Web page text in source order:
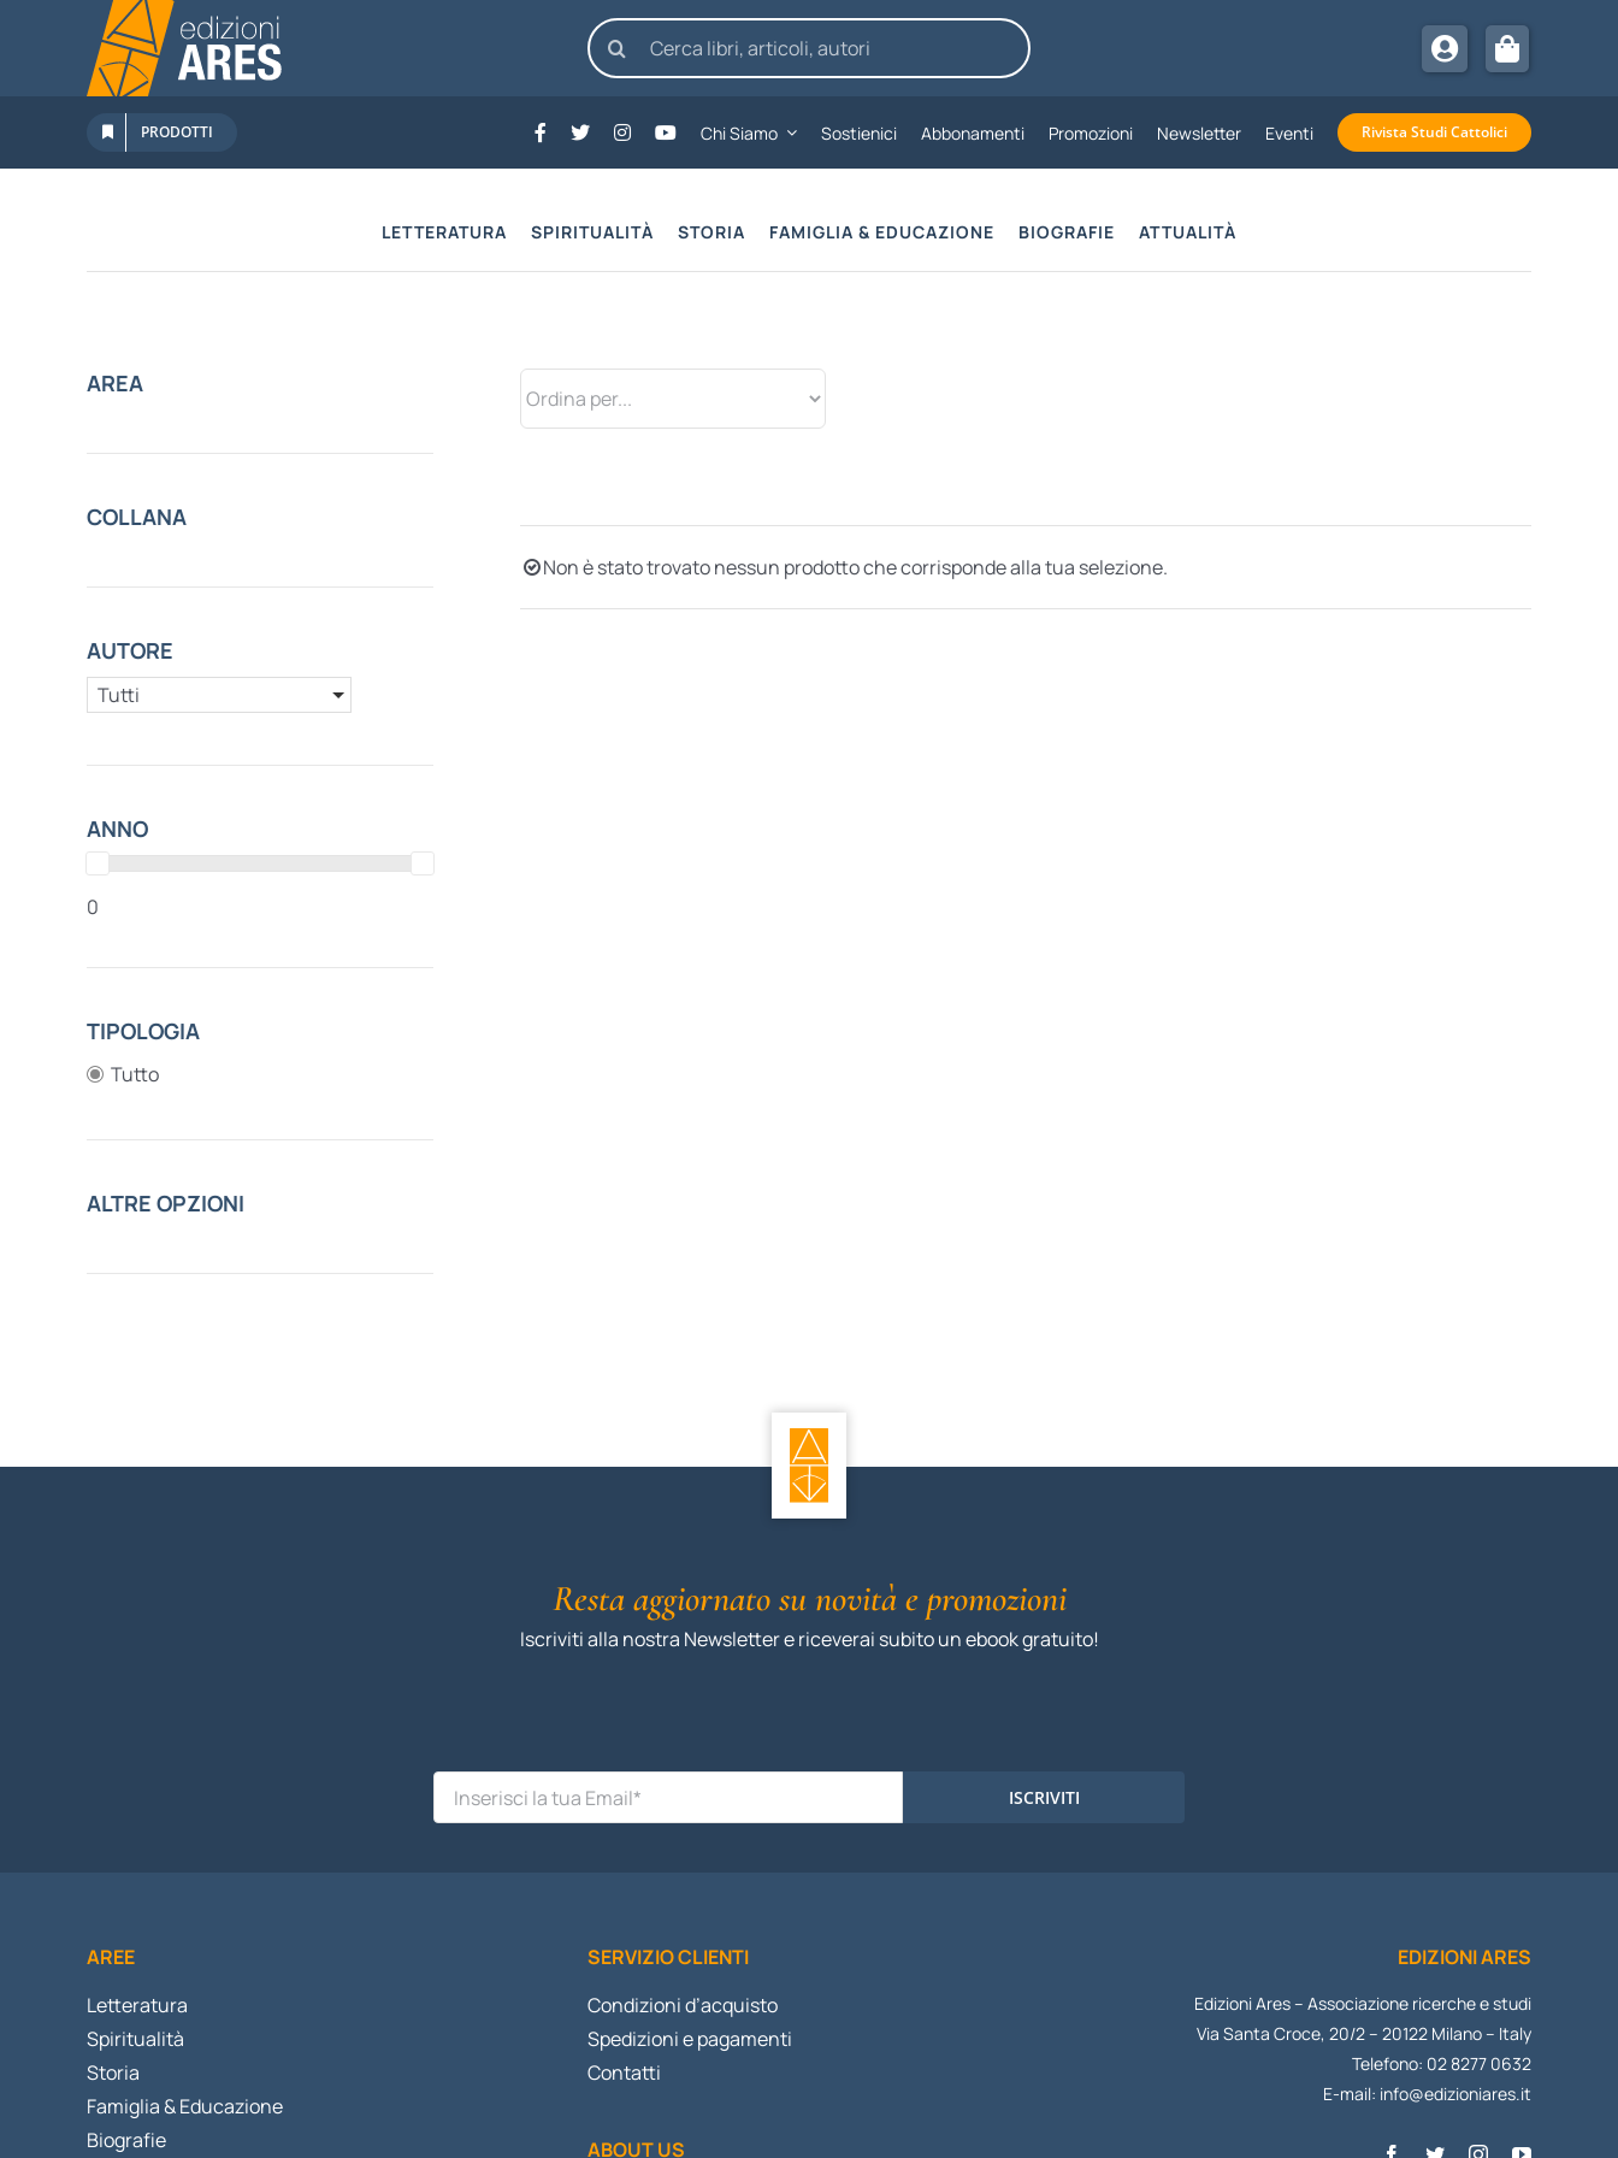
contenuto
Cerca
per:
PRODOTTI Chi Siamo Sostienici Abbonamenti Promozioni Newsletter Eventi Rivista Studi Cattolici
LETTERATURA SPIRITUALITÀ STORIA FAMIGLIA & EDUCAZIONE BIOGRAFIE ATTUALITÀ
Non è stato trovato nessun prodotto che corrisponde alla tua selezione.
AREA
COLLANA
AUTORE
Tutti
ANNO
0
TIPOLOGIA
Tutto
ALTRE OPZIONI
Resta aggiornato su novità e promozioni
Iscriviti alla nostra Newsletter e riceverai subito un ebook gratuito!
ISCRIVITI
AREE
Letteratura
Spiritualità
Storia
Famiglia & Educazione
Biografie
SERVIZIO CLIENTI
Condizioni d’acquisto
Spedizioni e pagamenti
Contatti
ABOUT US
EDIZIONI ARES
Edizioni Ares – Associazione ricerche e studi
Via Santa Croce, 20/2 – 20122 Milano – Italy
Telefono: 02 8277 0632
E-mail: info@edizioniares.it